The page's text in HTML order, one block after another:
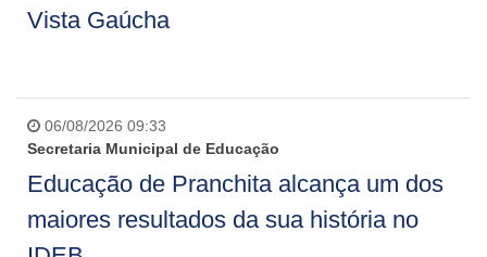
Vista Gaúcha
06/08/2026 09:33
Secretaria Municipal de Educação
Educação de Pranchita alcança um dos
maiores resultados da sua história no